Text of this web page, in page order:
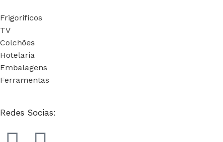
Frigorificos
TV
Colchões
Hotelaria
Embalagens
Ferramentas
Redes Socias: